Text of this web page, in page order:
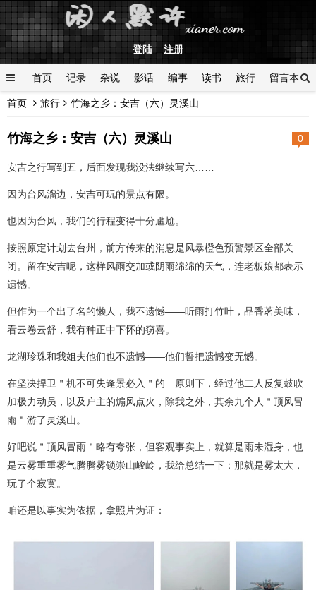
登陆 注册
首页 记录 杂说 影话 编事 读书 旅行 留言本
登陆
首页 旅行 竹海之乡：安吉（六）灵溪山
0
竹海之乡：安吉（六）灵溪山
安吉之行写到五，后面发现我没法继续写六……
因为台风溜边，安吉可玩的景点有限。
也因为台风，我们的行程变得十分尴尬。
按照原定计划去台州，前方传来的消息是风暴橙色预警景区全部关
闭。留在安吉呢，这样风雨交加或阴雨绵绵的天气，连老板娘都表示
遗憾。
但作为一个出了名的懒人，我不遗憾——听雨打竹叶，品香茗美味，
看云卷云舒，我有种正中下怀的窃喜。
龙湖珍珠和我姐夫他们也不遗憾——他们誓把遗憾变无憾。
在坚决捍卫＂机不可失逢景必入＂的 原则下，经过他二人反复鼓吹
加极力动员，以及户主的煽风点火，除我之外，其余九个人＂顶风冒
雨＂游了灵溪山。
好吧说＂顶风冒雨＂略有夸张，但客观事实上，就算是雨未湿身，也
是云雾重重雾气腾腾雾锁崇山峻岭，我给总结一下：那就是雾太大，
玩了个寂寞。
咱还是以事实为依据，拿照片为证：